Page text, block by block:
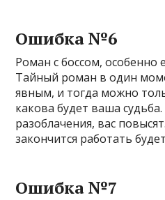
Ошибка №6
Роман с боссом, особенно
Тайный роман в один
явным, и тогда можно
какова будет ваша
разоблачения, вас
закончится работать
Ошибка №7